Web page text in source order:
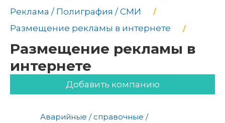
Реклама / Полиграфия / СМИ
Размещение рекламы в интернете
Размещение рекламы в
интернете
Добавить компанию
Аварийные / справочные /